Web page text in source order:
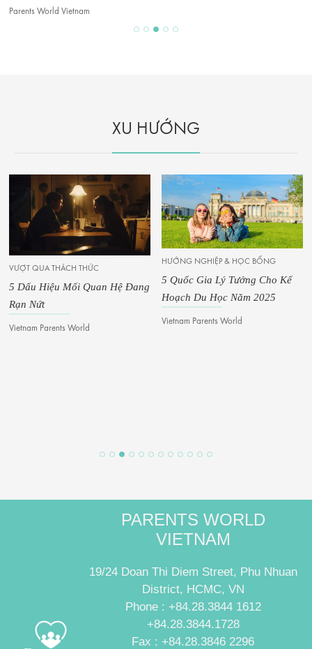
XU HƯỚNG
HƯỚNG NGHIỆP & HỌC BỔNG
Vietnam Parents World
Ý TƯỞNG DIY
8 Món Đồ Chơi Tự Làm Dễ
Thương Cho Bé
PARENTS WORLD
VIETNAM
19/24 Doan Thi Diem Street, Phu Nhuan
District, HCMC, VN
Phone : +84.28.3844 1612
+84.28.3844.1728
Fax : +84.28.3846 2296